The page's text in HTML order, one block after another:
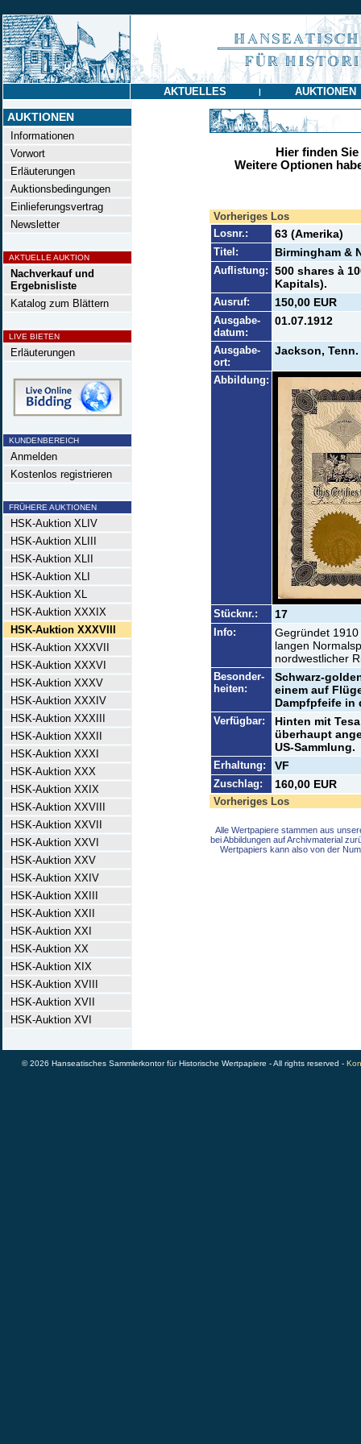
AKTUELLES | AUKTIONEN
AUKTIONEN
Informationen
Vorwort
Erläuterungen
Auktionsbedingungen
Einlieferungsvertrag
Newsletter
AKTUELLE AUKTION
Nachverkauf und
Ergebnisliste
Katalog zum Blättern
LIVE BIETEN
Erläuterungen
KUNDENBEREICH
Anmelden
Kostenlos registrieren
FRÜHERE AUKTIONEN
HSK-Auktion XLIV
HSK-Auktion XLIII
HSK-Auktion XLII
HSK-Auktion XLI
HSK-Auktion XL
HSK-Auktion XXXIX
HSK-Auktion XXXVIII
HSK-Auktion XXXVII
HSK-Auktion XXXVI
HSK-Auktion XXXV
HSK-Auktion XXXIV
HSK-Auktion XXXIII
HSK-Auktion XXXII
HSK-Auktion XXXI
HSK-Auktion XXX
HSK-Auktion XXIX
HSK-Auktion XXVIII
HSK-Auktion XXVII
HSK-Auktion XXVI
HSK-Auktion XXV
HSK-Auktion XXIV
HSK-Auktion XXIII
HSK-Auktion XXII
HSK-Auktion XXI
HSK-Auktion XX
HSK-Auktion XIX
HSK-Auktion XVIII
HSK-Auktion XVII
HSK-Auktion XVI
Hier finden
Weitere Optionen
Vorheriges Los
Losnr.:
63 (Amerika)
Titel: Birmingham &
Auflistung: 500 shares à
Kapitals).
Ausruf: 150,00 EUR
Ausgabe-
datum:
01.07.1912
Ausgabe-
ort:
Jackson, Tenn.
Abbildung:
Stücknr.: 17
Info:
Gegründet
langen
nordwestlicher
Besonder-
heiten:
Schwarz-
einem auf
Dampfpfeife in
Verfügbar:
Hinten mit
überhaupt
US-Sammlung.
Erhaltung: VF
Zuschlag: 160,00 EUR
Vorheriges Los
Alle Wertpapiere stammen aus
bei Abbildungen auf Archivmaterial
Wertpapiers kann also von der
© 2026 Hanseatisches Sammlerkontor für Historische Wertpapiere - All rights reserved -